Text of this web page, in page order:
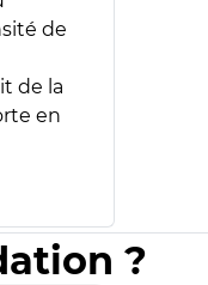
de
de la
en
?